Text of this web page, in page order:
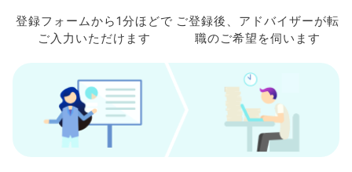
登録フォームから 1分ほどで
ご入力 いただけます
ご登録後、 アドバイザーが転
職のご希望を伺います